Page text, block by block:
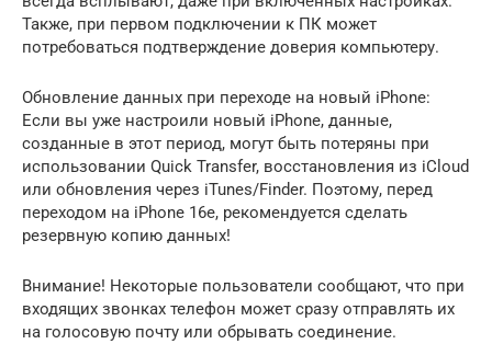
Также, при первом подключении к ПК может
потребоваться подтверждение доверия компьютеру.
Обновление данных при переходе на новый iPhone:
Если вы уже настроили новый iPhone, данные,
созданные в этот период, могут быть потеряны при
использовании Quick Transfer, восстановления из iCloud
или обновления через iTunes/Finder. Поэтому, перед
переходом на iPhone 16e, рекомендуется сделать
резервную копию данных!
Внимание! Некоторые пользователи сообщают, что при
входящих звонках телефон может сразу отправлять их
на голосовую почту или обрывать соединение.